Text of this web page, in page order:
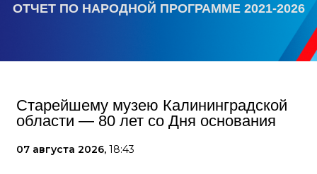
ОТЧЕТ ПО НАРОДНОЙ ПРОГРАММЕ 2021-2026
Старейшему музею Калининградской
области — 80 лет со Дня основания
07 августа 2026, 18:43